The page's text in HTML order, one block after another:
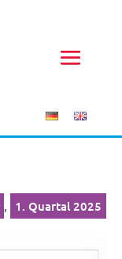
, 1. Quartal 2025